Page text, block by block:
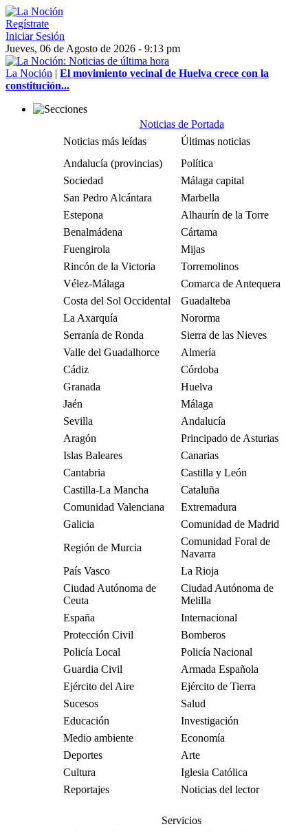
Regístrate
Iniciar Sesión
Jueves, 06 de Agosto de 2026 - 9:13 pm
La Noción | El movimiento vecinal de Huelva crece con la
constitución...
Noticias de Portada
Noticias más leídas
Últimas noticias
Andalucía (provincias)
Política
Sociedad
Málaga capital
San Pedro Alcántara
Marbella
Estepona
Alhaurín de la Torre
Benalmádena
Cártama
Fuengirola
Mijas
Rincón de la Victoria
Torremolinos
Vélez-Málaga
Comarca de Antequera
Costa del Sol Occidental
Guadalteba
La Axarquía
Nororma
Serranía de Ronda
Sierra de las Nieves
Valle del Guadalhorce
Almería
Cádiz
Córdoba
Granada
Huelva
Jaén
Málaga
Sevilla
Andalucía
Aragón
Principado de Asturias
Islas Baleares
Canarias
Cantabria
Castilla y León
Castilla-La Mancha
Cataluña
Comunidad Valenciana
Extremadura
Galicia
Comunidad de Madrid
Región de Murcia
Comunidad Foral de
Navarra
País Vasco
La Rioja
Ciudad Autónoma de
Ceuta
Ciudad Autónoma de
Melilla
España
Internacional
Protección Civil
Bomberos
Policía Local
Policía Nacional
Guardia Civil
Armada Española
Ejército del Aire
Ejército de Tierra
Sucesos
Salud
Educación
Investigación
Medio ambiente
Economía
Deportes
Arte
Cultura
Iglesia Católica
Reportajes
Noticias del lector
Servicios